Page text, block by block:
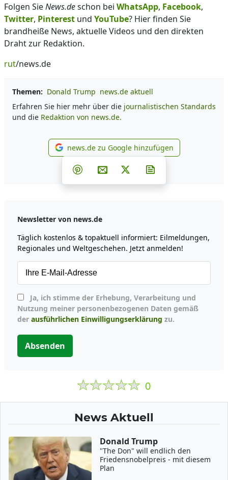
Folgen SieNews.deschon bei WhatsApp, Facebook,
Twitter, Pinterest und YouTube? Hier finden Sie
brandheiße News, aktuelle Videos und den direkten
Draht zur Redaktion.
rut/news.de
Themen: Donald Trump news.de aktuell
Erfahren Sie hier mehr über die journalistischen Standards
und die Redaktion von news.de.
news.de zu Google
news.de zu Google hinzufügen
Teilen auf Facebook
Teilen auf Whatsapp
Teilen auf Telegram
Teilen auf Pinterest
Per E-Mail teilen
Post auf X
Newsletter von news.de
Täglich kostenlos & topaktuell informiert: Eilmeldungen,
Regionales und Weltgeschehen. Jetzt anmelden!
Nutzung meiner personenbezogenen Daten gemäß
der ausführlichen Einwilligungserklärung zu.
Absenden
0
News Aktuell
Donald Trump
"The Don" will endlich den
Friedensnobelpreis - mit diesem
Plan